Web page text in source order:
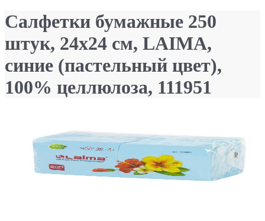
Салфетки бумажные 250
штук, 24х24 см, LAIMA,
синие (пастельный цвет),
100% целлюлоза, 111951